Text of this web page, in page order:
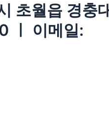
초월읍 경충
ㅣ 이메일: